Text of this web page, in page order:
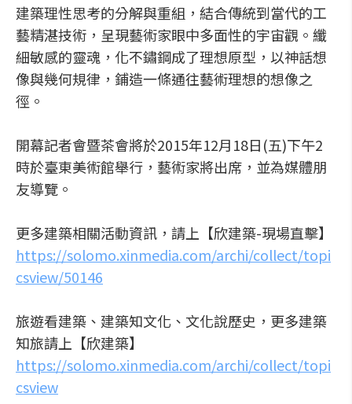
建築理性思考的分解與重組，結合傳統到當代的工
藝精湛技術，呈現藝術家眼中多面性的宇宙觀。纖
細敏感的靈魂，化不鏽鋼成了理想原型，以神話想
像與幾何規律，鋪造一條通往藝術理想的想像之
徑。
開幕記者會暨茶會將於2015年12月18日(五)下午2
時於臺東美術館舉行，藝術家將出席，並為媒體朋
友導覽。
更多建築相關活動資訊，請上【欣建築-現場直擊】
https://solomo.xinmedia.com/archi/collect/topi
csview/50146
旅遊看建築、建築知文化、文化說歷史，更多建築
知旅請上【欣建築】
https://solomo.xinmedia.com/archi/collect/topi
csview